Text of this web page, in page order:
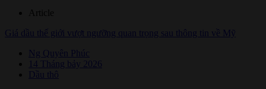
Article
Giá dầu thế giới vượt ngưỡng quan trọng sau thông tin về Mỹ
Ng Quyên Phúc
14 Tháng bảy 2026
Dầu thô